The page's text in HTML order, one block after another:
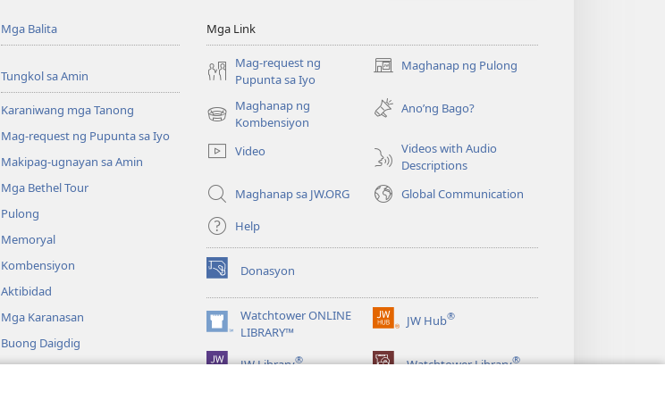
Mga Balita
Tungkol sa Amin
Karaniwang mga Tanong
Mag-request ng Pupunta sa Iyo
Makipag-ugnayan sa Amin
Mga Bethel Tour
Pulong
Memoryal
Kombensiyon
Aktibidad
Mga Karanasan
Buong Daigdig
Mga Link
Mag-request ng
Pupunta sa Iyo
Maghanap ng Pulong
(may
na
window)
Maghanap ng
Kombensiyon
(may
na
window)
Ano’ng Bago?
Video
Videos with Audio
Descriptions
Maghanap sa JW.ORG
Global Communication
Help
Donasyon
(may
bubukas
na
bagong
Watchtower ONLINE
LIBRARY™
(may
bubukas
na
JW Hub®
(may
na
JW Library® Watchtower Library®